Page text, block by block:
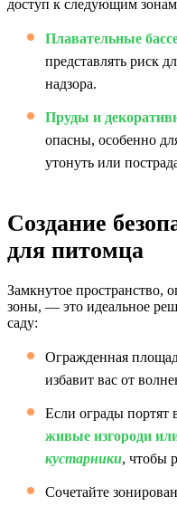
доступ к следующим
Плавательные
представлять риск
надзора.
Пруды и
опасны, особенно
утонуть или
Создание
для питомца
Замкнутое пространство,
зоны, — это идеальное
саду:
Огражденная
избавит вас от
Если ограды портят
живые изгороди
кустарники, чтобы
Сочетайте